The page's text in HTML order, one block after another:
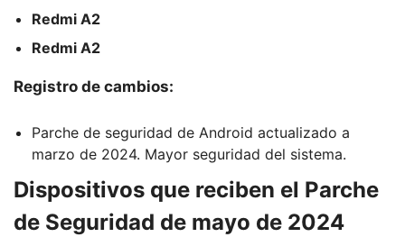
Redmi A2
Redmi A2
Registro de cambios:
Parche de seguridad de Android actualizado a
marzo de 2024. Mayor seguridad del sistema.
Dispositivos que reciben el Parche
de Seguridad de mayo de 2024